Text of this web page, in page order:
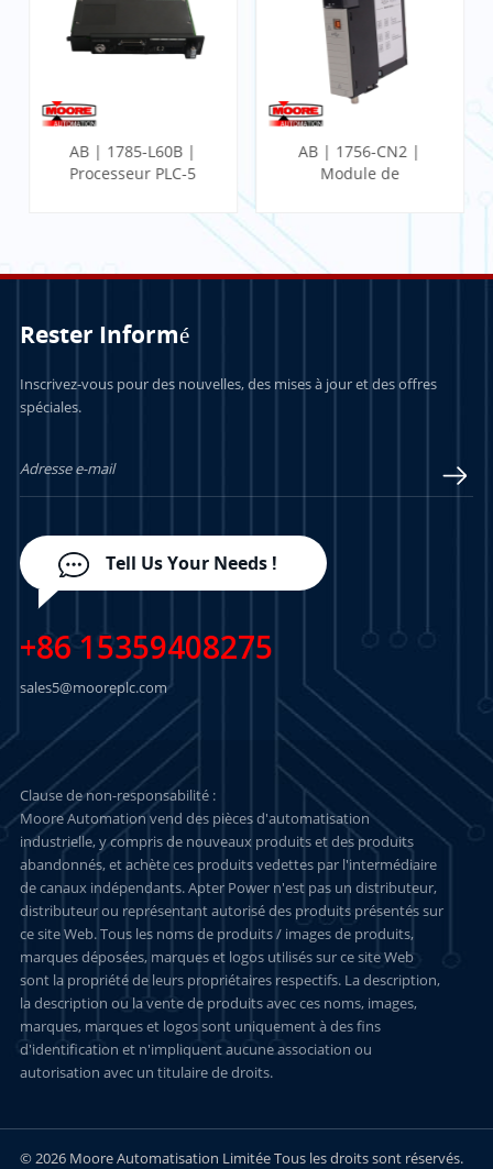
AB | 1785-L60B |
Processeur PLC-5
AB | 1756-CN2 |
Module de
Rester Informé
Inscrivez-vous pour des nouvelles, des mises à jour et des offres
spéciales.
Tell Us Your Needs !
+86 15359408275
sales5@mooreplc.com
Clause de non-responsabilité :
Moore Automation vend des pièces d'automatisation
industrielle, y compris de nouveaux produits et des produits
abandonnés, et achète ces produits vedettes par l'intermédiaire
de canaux indépendants. Apter Power n'est pas un distributeur,
distributeur ou représentant autorisé des produits présentés sur
ce site Web. Tous les noms de produits / images de produits,
marques déposées, marques et logos utilisés sur ce site Web
sont la propriété de leurs propriétaires respectifs. La description,
la description ou la vente de produits avec ces noms, images,
marques, marques et logos sont uniquement à des fins
d'identification et n'impliquent aucune association ou
autorisation avec un titulaire de droits.
© 2026 Moore Automatisation Limitée Tous les droits sont réservés.